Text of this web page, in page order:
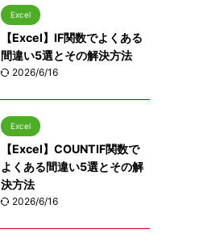
Excel
【Excel】IF関数でよくある
間違い5選とその解決方法
2026/6/16
Excel
【Excel】COUNTIF関数で
よくある間違い5選とその解
決方法
2026/6/16